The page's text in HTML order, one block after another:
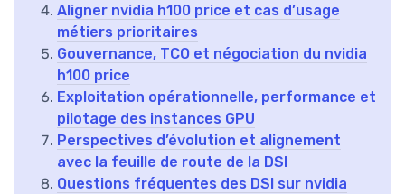
Aligner nvidia h100 price et cas d’usage
métiers prioritaires
Gouvernance, TCO et négociation du nvidia
h100 price
Exploitation opérationnelle, performance et
pilotage des instances GPU
Perspectives d’évolution et alignement
avec la feuille de route de la DSI
Questions fréquentes des DSI sur nvidia